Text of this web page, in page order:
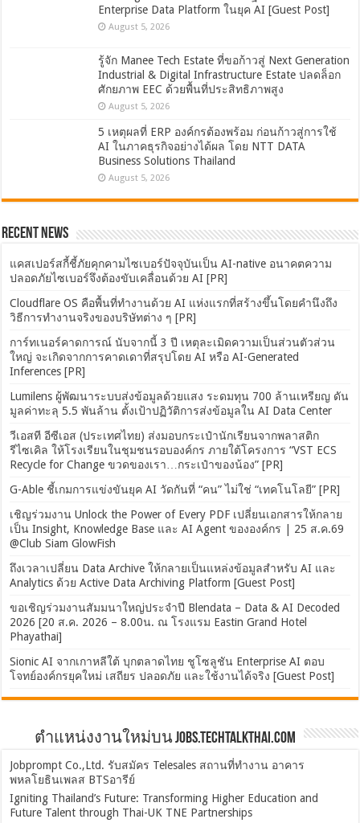
Enterprise Data Platform ในยุค AI [Guest Post]
August 5, 2026
รู้จัก Manee Tech Estate ที่ขอก้าวสู่ Next Generation
Industrial & Digital Infrastructure Estate ปลดล็อก
ศักยภาพ EEC ด้วยพื้นที่ประสิทธิภาพสูง
August 5, 2026
5 เหตุผลที่ ERP องค์กรต้องพร้อม ก่อนก้าวสู่การใช้
AI ในภาคธุรกิจอย่างได้ผล โดย NTT DATA
Business Solutions Thailand
August 5, 2026
Recent News
แคสเปอร์สกี้ชี้ภัยคุกคามไซเบอร์ปัจจุบันเป็น AI-native อนาคตความ
ปลอดภัยไซเบอร์จึงต้องขับเคลื่อนด้วย AI [PR]
Cloudflare OS คือพื้นที่ทำงานด้วย AI แห่งแรกที่สร้างขึ้นโดยคำนึงถึง
วิธีการทำงานจริงของบริษัทต่าง ๆ [PR]
การ์ทเนอร์คาดการณ์ นับจากนี้ 3 ปี เหตุละเมิดความเป็นส่วนตัวส่วน
ใหญ่ จะเกิดจากการคาดเดาที่สรุปโดย AI หรือ AI-Generated
Inferences [PR]
Lumilens ผู้พัฒนาระบบส่งข้อมูลด้วยแสง ระดมทุน 700 ล้านเหรียญ ดัน
มูลค่าทะลุ 5.5 พันล้าน ตั้งเป้าปฏิวัติการส่งข้อมูลใน AI Data Center
วีเอสที อีซีเอส (ประเทศไทย) ส่งมอบกระเป๋านักเรียนจากพลาสติก
รีไซเคิล ให้โรงเรียนในชุมชนรอบองค์กร ภายใต้โครงการ “VST ECS
Recycle for Change ขวดของเรา…กระเป๋าของน้อง” [PR]
G-Able ชี้เกมการแข่งขันยุค AI วัดกันที่ “คน” ไม่ใช่ “เทคโนโลยี” [PR]
เชิญร่วมงาน Unlock the Power of Every PDF เปลี่ยนเอกสารให้กลาย
เป็น Insight, Knowledge Base และ AI Agent ขององค์กร | 25 ส.ค.69
@Club Siam GlowFish
ถึงเวลาเปลี่ยน Data Archive ให้กลายเป็นแหล่งข้อมูลสำหรับ AI และ
Analytics ด้วย Active Data Archiving Platform [Guest Post]
ขอเชิญร่วมงานสัมมนาใหญ่ประจำปี Blendata – Data & AI Decoded
2026 [20 ส.ค. 2026 – 8.00น. ณ โรงแรม Eastin Grand Hotel
Phayathai]
Sionic AI จากเกาหลีใต้ บุกตลาดไทย ชูโซลูชัน Enterprise AI ตอบ
โจทย์องค์กรยุคใหม่ เสถียร ปลอดภัย และใช้งานได้จริง [Guest Post]
ตำแหน่งงานใหม่บน Jobs.TechTalkThai.com
Jobprompt Co.,Ltd. รับสมัคร Telesales สถานที่ทำงาน อาคาร
พหลโยธินเพลส BTSอารีย์
Igniting Thailand’s Future: Transforming Higher Education and
Future Talent through Thai-UK TNE Partnerships